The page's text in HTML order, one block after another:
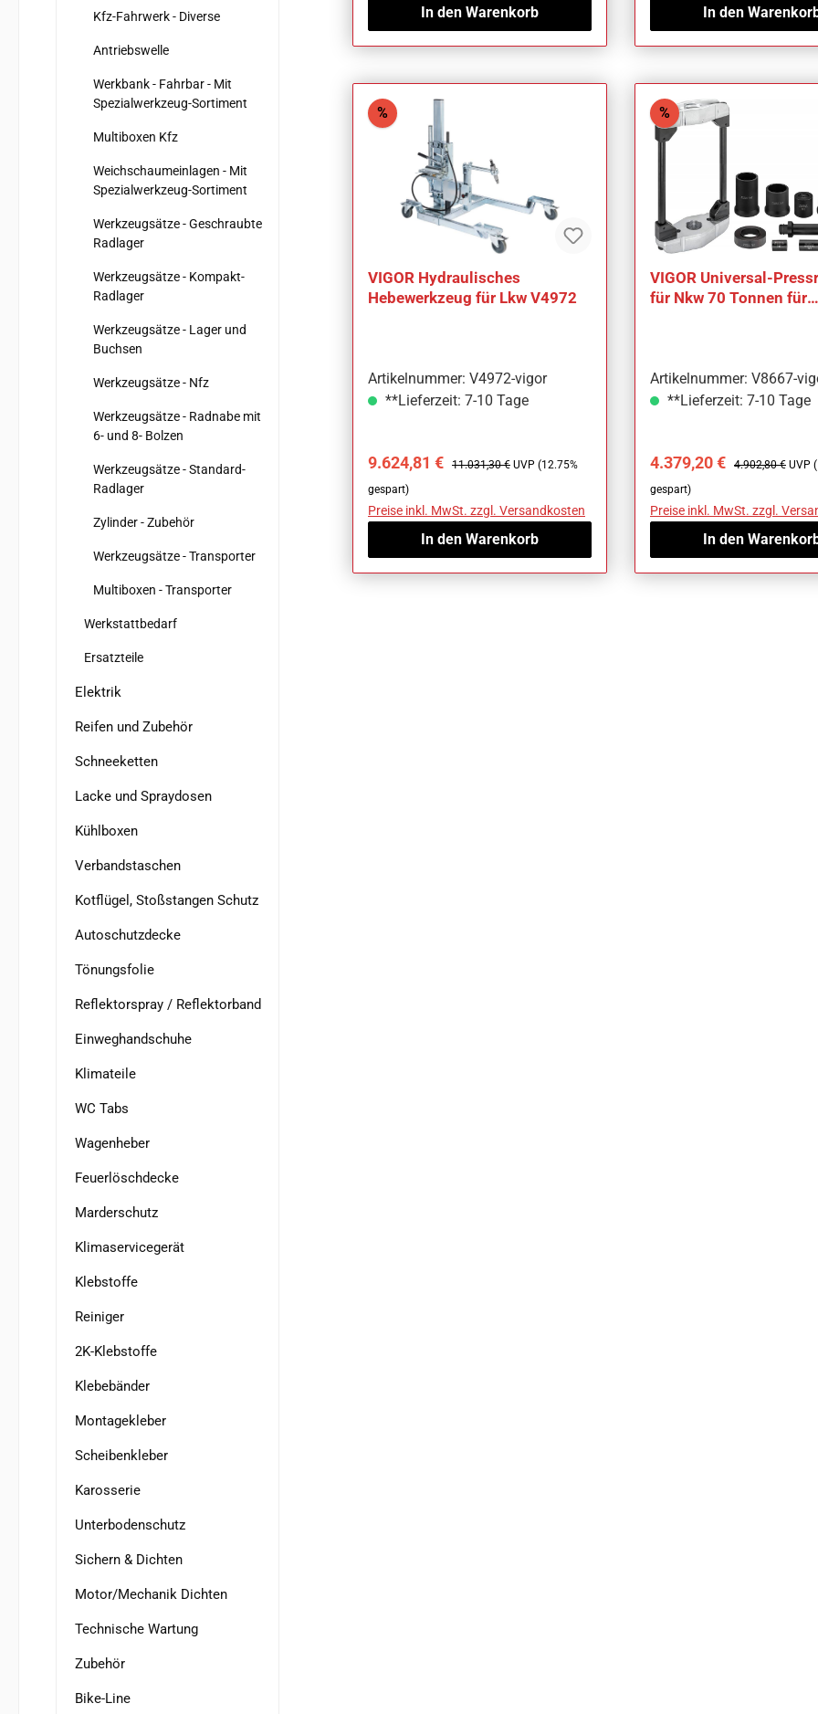
Kfz-Fahrwerk - Diverse
Antriebswelle
Werkbank - Fahrbar - Mit
Spezialwerkzeug-Sortiment
Multiboxen Kfz
Weichschaumeinlagen - Mit
Spezialwerkzeug-Sortiment
Werkzeugsätze - Geschraubte
Radlager
Werkzeugsätze - Kompakt-
Radlager
Werkzeugsätze - Lager und
Buchsen
Werkzeugsätze - Nfz
Werkzeugsätze - Radnabe mit
6- und 8- Bolzen
Werkzeugsätze - Standard-
Radlager
Zylinder - Zubehör
Werkzeugsätze - Transporter
Multiboxen - Transporter
Werkstattbedarf
Ersatzteile
Elektrik
Reifen und Zubehör
Schneeketten
Lacke und Spraydosen
Kühlboxen
Verbandstaschen
Kotflügel, Stoßstangen Schutz
Autoschutzdecke
Tönungsfolie
Reflektorspray / Reflektorband
Einweghandschuhe
Klimateile
WC Tabs
Wagenheber
Feuerlöschdecke
Marderschutz
Klimaservicegerät
Klebstoffe
Reiniger
2K-Klebstoffe
Klebebänder
Montagekleber
Scheibenkleber
Karosserie
Unterbodenschutz
Sichern & Dichten
Motor/Mechanik Dichten
Technische Wartung
Zubehör
Bike-Line
In den Warenkorb In den
%Rabatt
VIGOR Hydraulisches
Hebewerkzeug für Lkw V4972
Artikelnummer: V4972-vigor
**Lieferzeit: 7-10 Tage
Verkaufspreis:
9.624,81 € Regulärer Preis:
11.031,30 € UVP (12.75%
gespart)
Preise inkl. MwSt. zzgl. Versandkosten
In den Warenkorb
%Rabatt
VIGOR Universal-
für Nkw 70 Tonnen für
Artikelnummer: V8667-
**Lieferzeit: 7-10 Tage
Verkaufspreis:
4.379,20 € Regulärer Preis:
4.902,80 € UVP
gespart)
Preise inkl. MwSt. zzgl.
In den